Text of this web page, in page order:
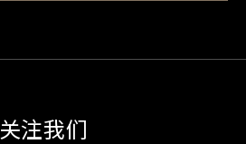
关注我们